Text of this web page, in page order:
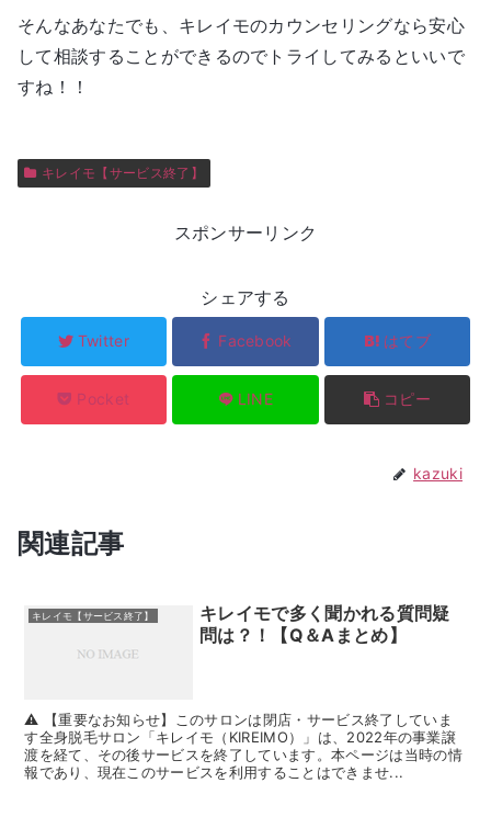
そんなあなたでも、キレイモのカウンセリングなら安心
して相談することができるのでトライしてみるといいで
すね！！
キレイモ【サービス終了】
スポンサーリンク
シェアする
Twitter Facebook はてブ
Pocket LINE コピー
kazuki
関連記事
キレイモ【サービス終了】
キレイモで多く聞かれる質問疑
問は？！【Q＆Aまとめ】
⚠️ 【重要なお知らせ】このサロンは閉店・サービス終了していま
す全身脱毛サロン「キレイモ（KIREIMO）」は、2022年の事業譲
渡を経て、その後サービスを終了しています。本ページは当時の情
報であり、現在このサービスを利用することはできませ...